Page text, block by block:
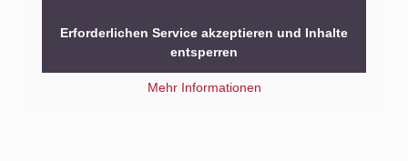
Erforderlichen Service akzeptieren und Inhalte
entsperren
Mehr Informationen